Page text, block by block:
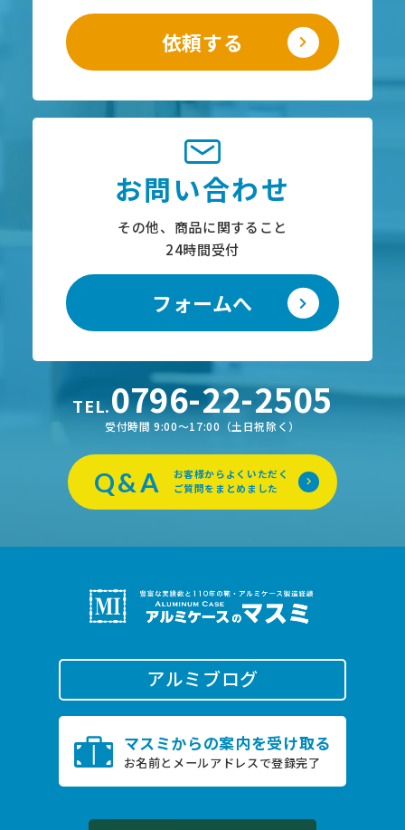
TEL. 0796-22-2505
受付時間 9:00〜17:00（土日祝除く）
24時間受付
こちら
依頼する
お問い合わせ
その他、商品に関すること
24時間受付
フォームへ
TEL.0796-22-2505
受付時間 9:00〜17:00（土日祝除く）
Q&A
お客様からよくいただく
ご質問をまとめました
アルミブログ
マスミからの案内を受け取る
お名前とメールアドレスで登録完了